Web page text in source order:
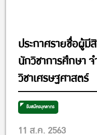
ประกาศรายชื่อผู้
นักวิชาการศึกษา
วิชาเศรษฐศาสตร์
รับสมัครบุคลากร
11 ส.ค. 2563